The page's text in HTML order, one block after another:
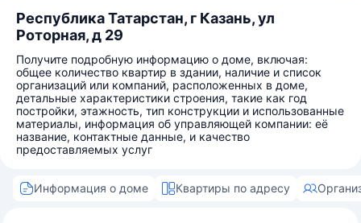
Республика Татарстан, г Казань, ул
Роторная, д 29
Получите подробную информацию о доме, включая:
общее количество квартир в здании, наличие и список
организаций или компаний, расположенных в доме,
детальные характеристики строения, такие как год
постройки, этажность, тип конструкции и использованные
материалы, информация об управляющей компании: её
название, контактные данные, и качество
предоставляемых услуг
Информация о доме Квартиры по адресу